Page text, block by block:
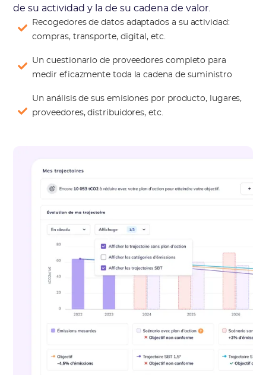
de su actividad y la de su cadena de valor.
Recogedores de datos adaptados a su actividad:
compras, transporte, digital, etc.
Un cuestionario de proveedores completo para
medir eficazmente toda la cadena de suministro
Un análisis de sus emisiones por producto, lugares,
proveedores, distribuidores, etc.